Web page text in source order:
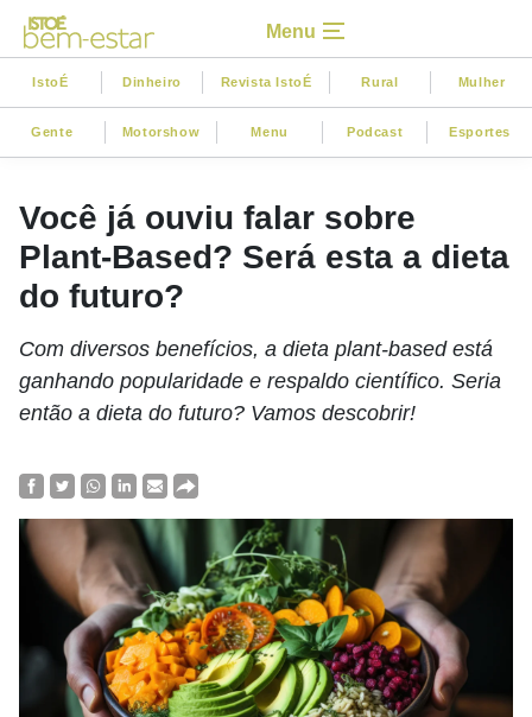
Menu
IstoÉ Dinheiro Revista IstoÉ Rural Mulher
Gente Motorshow Menu Podcast Esportes
Você já ouviu falar sobre
Plant-Based? Será esta a dieta
do futuro?
Com diversos benefícios, a dieta plant-based está
ganhando popularidade e respaldo científico. Seria
então a dieta do futuro? Vamos descobrir!